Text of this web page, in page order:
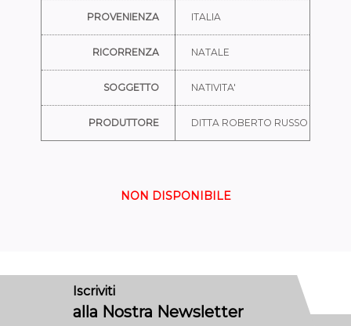
PROVENIENZA ITALIA
RICORRENZA NATALE
SOGGETTO NATIVITA'
PRODUTTORE DITTA ROBERTO RUSSO
NON DISPONIBILE
Iscriviti
alla Nostra Newsletter